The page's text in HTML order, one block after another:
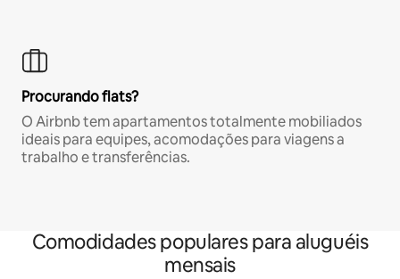
Procurando flats?
O Airbnb tem apartamentos totalmente mobiliados
ideais para equipes, acomodações para viagens a
trabalho e transferências.
Comodidades populares para aluguéis
mensais